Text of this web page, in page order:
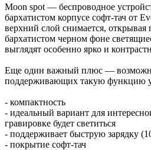
Moon spot — беспроводное
бархатистом корпусе софт-тач от
верхний слой снимается,
бархатистом черном фоне
выглядят особенно ярко и
Еще один важный плюс —
поддерживающих такую функцию
- компактность
- идеальный вариант для
гравировке будет светиться
- поддерживает быструю зарядку
- покрытие софт-тач